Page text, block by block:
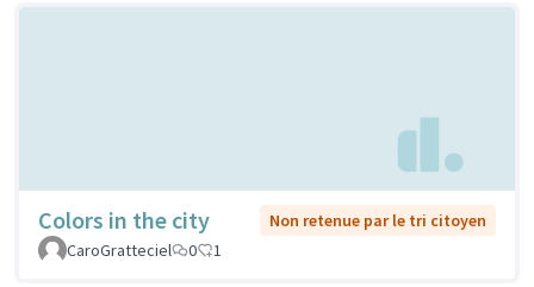
Colors in the city
Non retenue par le tri citoyen
CaroGratteciel
0 1